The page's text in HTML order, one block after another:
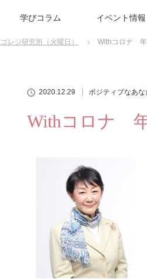
学びコラム イベント情報
レジ研究所（火曜日） Withコロナ 年
2020.12.29 ポジティブなあな
Withコロナ 年